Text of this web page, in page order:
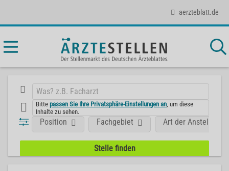
aerzteblatt.de
Bittepassen Sie Ihre Privatsphäre-Einstellungen an , um diese
Inhalte zu sehen.
Position Fachgebiet Art der Anstellung